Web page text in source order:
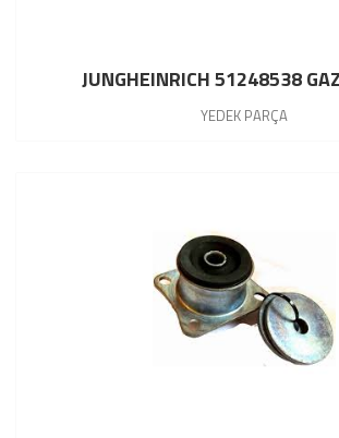
JUNGHEINRICH 51248538
YEDEK PARÇA